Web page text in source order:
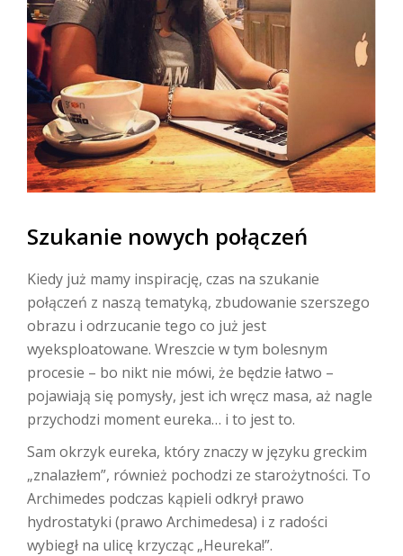
Szukanie nowych połączeń
Kiedy już mamy inspirację, czas na szukanie
połączeń z naszą tematyką, zbudowanie szerszego
obrazu i odrzucanie tego co już jest
wyeksploatowane. Wreszcie w tym bolesnym
procesie – bo nikt nie mówi, że będzie łatwo –
pojawiają się pomysły, jest ich wręcz masa, aż nagle
przychodzi moment eureka… i to jest to.
Sam okrzyk eureka, który znaczy w języku greckim
„znalazłem”, również pochodzi ze starożytności. To
Archimedes podczas kąpieli odkrył prawo
hydrostatyki (prawo Archimedesa) i z radości
wybiegł na ulicę krzycząc „Heureka!”.